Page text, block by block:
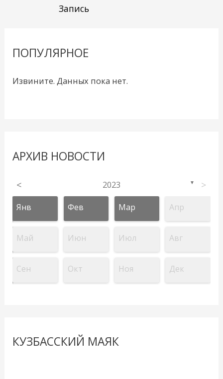
Запись
ПОПУЛЯРНОЕ
Извините. Данных пока нет.
АРХИВ НОВОСТИ
< 2023 ▼ >
Янв Фев Мар Апр
Май Июн Июл Авг
Сен Окт Ноя Дек
КУЗБАССКИЙ МАЯК